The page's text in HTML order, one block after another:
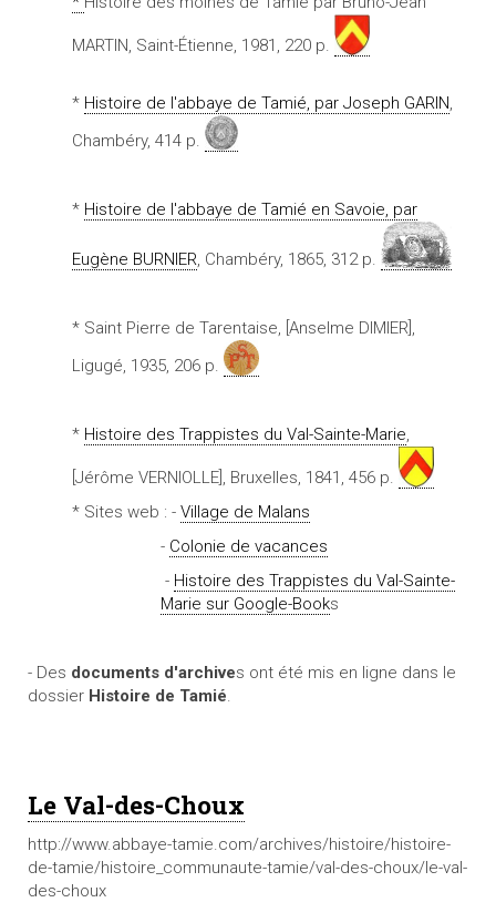
MARTIN, Saint-Étienne, 1981, 220 p.
* Histoire de l'abbaye de Tamié, par Joseph GARIN,
Chambéry, 414 p.
* Histoire de l'abbaye de Tamié en Savoie, par
Eugène BURNIER, Chambéry, 1865, 312 p.
* Saint Pierre de Tarentaise, [Anselme DIMIER],
Ligugé, 1935, 206 p.
* Histoire des Trappistes du Val-Sainte-Marie,
[Jérôme VERNIOLLE], Bruxelles, 1841, 456 p.
* Sites web : - Village de Malans
- Colonie de vacances
- Histoire des Trappistes du Val-Sainte-
Marie sur Google-Books
- Des documents d'archives ont été mis en ligne dans le
dossier Histoire de Tamié.
Le Val-des-Choux
http://www.abbaye-tamie.com/archives/histoire/histoire-
de-tamie/histoire_communaute-tamie/val-des-choux/le-val-
des-choux